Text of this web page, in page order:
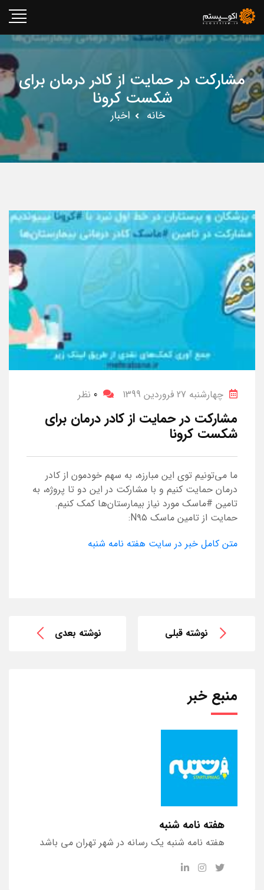
مشارکت در حمایت از کادر درمان برای
شکست کرونا
خانه اخبار
چهارشنبه 27 فروردین 1399 0 نظر
مشارکت در حمایت از کادر درمان برای
شکست کرونا
ما می‌تونیم توی این مبارزه، به سهم خودمون از کادر
درمان حمایت کنیم و با مشارکت در این دو تا پروژه، به
تامین #ماسک مورد نیاز بیمارستان‌ها کمک کنیم.
حمایت از تامین ماسک N۹۵:
متن کامل خبر در سایت هفته نامه شنبه
نوشته قبلی نوشته بعدی
منبع خبر
هفته نامه شنبه
هفته نامه شنبه یک رسانه در شهر تهران می باشد